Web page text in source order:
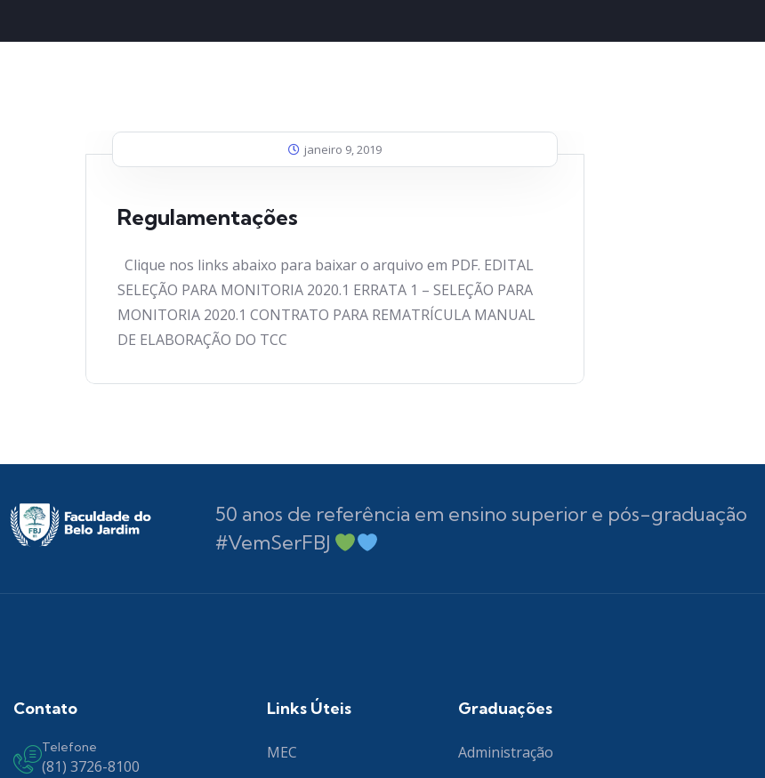
janeiro 9, 2019
Regulamentações
Clique nos links abaixo para baixar o arquivo em PDF. EDITAL
SELEÇÃO PARA MONITORIA 2020.1 ERRATA 1 – SELEÇÃO PARA
MONITORIA 2020.1 CONTRATO PARA REMATRÍCULA MANUAL
DE ELABORAÇÃO DO TCC
50 anos de referência em ensino superior e pós-graduação
#VemSerFBJ
Contato
Telefone
(81) 3726-8100
Links Úteis
MEC
Graduações
Administração